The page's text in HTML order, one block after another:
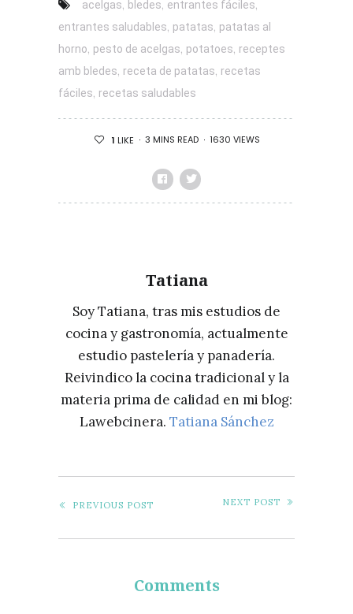
acelgas, bledes, entrantes fáciles,
entrantes saludables, patatas, patatas al
horno, pesto de acelgas, potatoes, receptes
amb bledes, receta de patatas, recetas
fáciles, recetas saludables
1 LIKE 3 MINS READ 1630 VIEWS
Tatiana
Soy Tatiana, tras mis estudios de
cocina y gastronomía, actualmente
estudio pastelería y panadería.
Reivindico la cocina tradicional y la
materia prima de calidad en mi blog:
Lawebcinera. Tatiana Sánchez
PREVIOUS POST NEXT POST
Comments